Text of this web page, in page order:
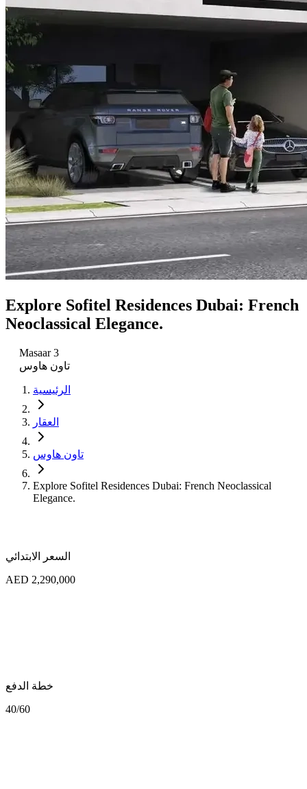
Explore Sofitel Residences Dubai: French
Neoclassical Elegance.
Masaar 3
تاون هاوس
الرئيسية
العقار
تاون هاوس
Explore Sofitel Residences Dubai: French Neoclassical
Elegance.
السعر الابتدائي
AED 2,290,000
خطة الدفع
40/60